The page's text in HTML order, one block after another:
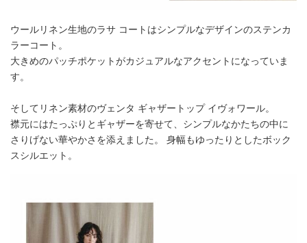
ウールリネン生地のラサ コートはシンプルなデザインのステンカ
ラーコート。
大きめのパッチポケットがカジュアルなアクセントになっていま
す。
そしてリネン素材のヴェンタ ギャザートップ イヴォワール。
襟元にはたっぷりとギャザーを寄せて、シンプルなかたちの中に
さりげない華やかさを添えました。 身幅もゆったりとしたボック
スシルエット。